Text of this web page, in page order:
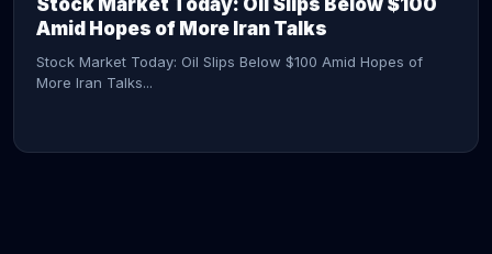
Stock Market Today: Oil Slips Below $100
Amid Hopes of More Iran Talks
Stock Market Today: Oil Slips Below $100 Amid Hopes of
More Iran Talks...